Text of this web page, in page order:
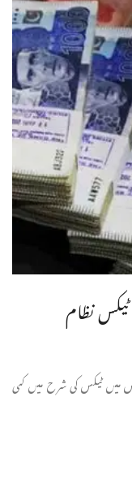
ٹیکس نظام
میں ٹیکس کی شرح میں کمی